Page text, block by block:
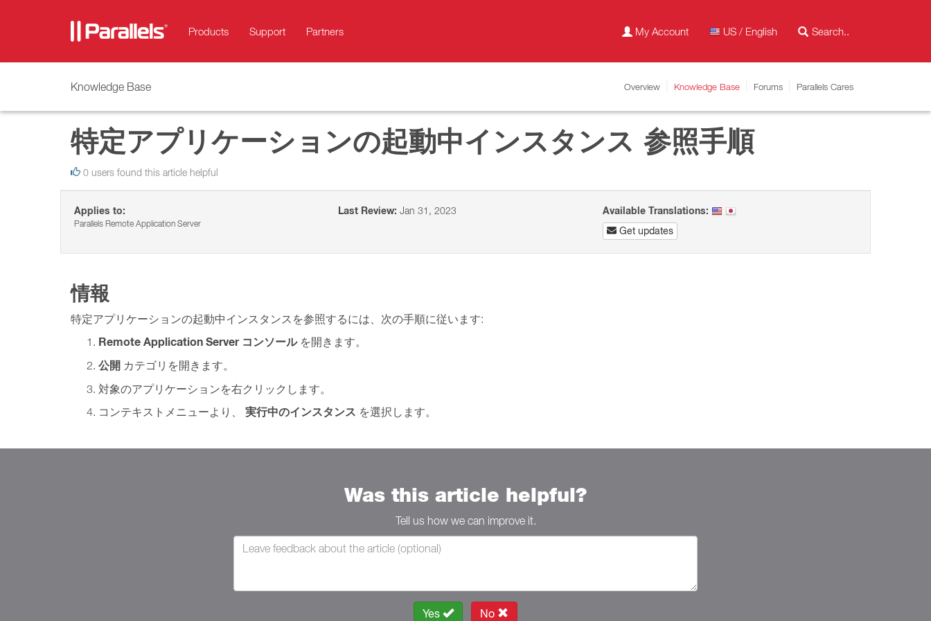
Products Support Partners My Account US / English
Knowledge Base Overview Knowledge Base Forums Parallels Cares
特定アプリケーションの起動中インスタンス 参照手順
0 users found this article helpful
Applies to:
Parallels Remote Application Server
Last Review: Jan 31, 2023
Available Translations:
Get updates
情報
特定アプリケーションの起動中インスタンスを参照するには、次の手順に従います:
Remote Application Server コンソールを開きます。
公開 カテゴリを開きます。
対象のアプリケーションを右クリックします。
コンテキストメニューより、 実行中のインスタンス を選択します。
Was this article helpful?
Tell us how we can improve it.
Yes No